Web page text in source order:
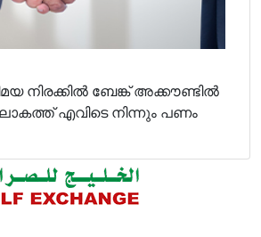
നിരക്കില്‍ ബേങ്ക് അക്കൗണ്ടില്‍
എവിടെ നിന്നും പണം